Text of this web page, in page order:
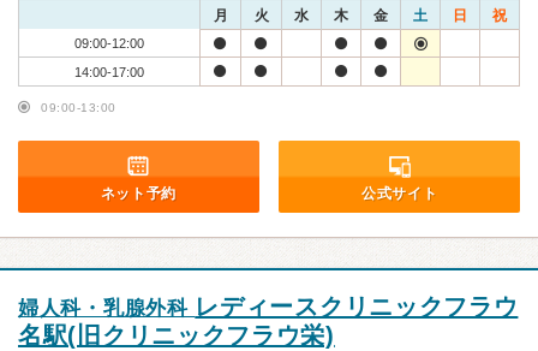
月 火 水 木 金 土 日 祝
09:00-12:00
14:00-17:00
09:00-13:00
ネット予約 公式サイト
婦人科・乳腺外科 レディースクリニックフラウ
名駅(旧クリニックフラウ栄)